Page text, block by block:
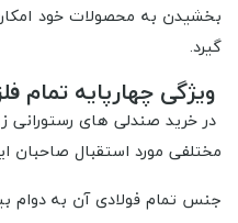
بخشیدن به محصولات خود
گیرد.
ویژگی چهارپایه تمام
در خرید صندلی های رستورانی
مختلفی مورد استقبال صاحبان
جنس تمام فولادی آن به دوام